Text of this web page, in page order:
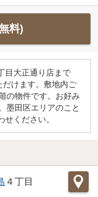
料)
目大正通り店まで
けます。敷地内ご
の物件です。お好み
墨田区エリアのこと
ください。
４丁目